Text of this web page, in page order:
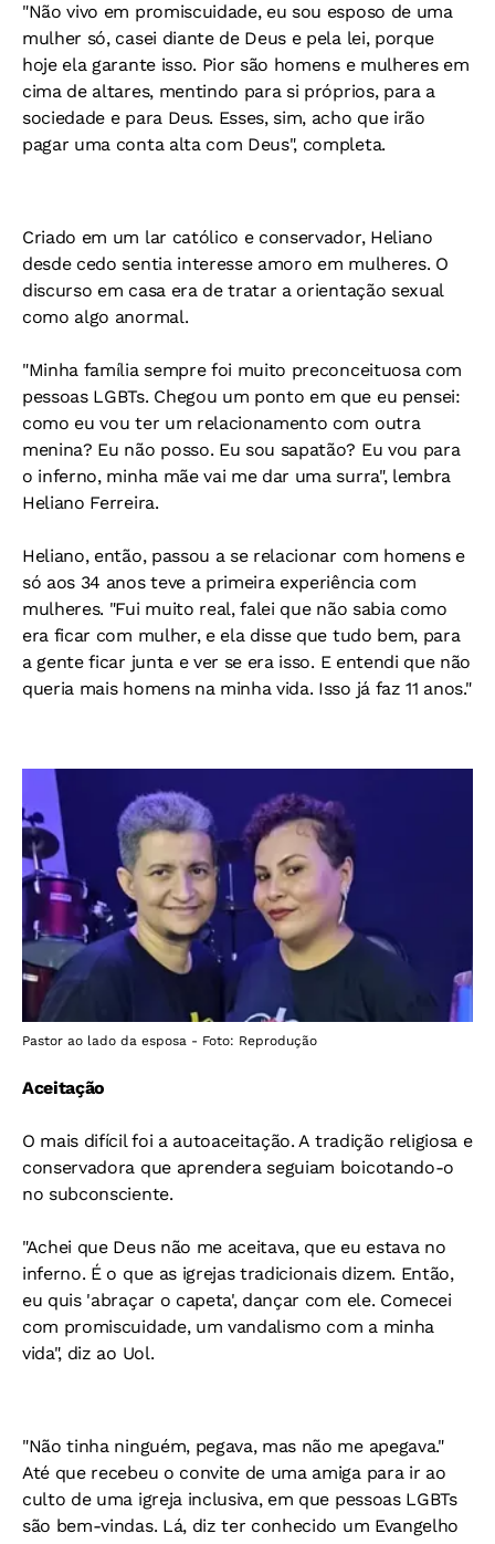
"Não vivo em promiscuidade, eu sou esposo de uma
mulher só, casei diante de Deus e pela lei, porque
hoje ela garante isso. Pior são homens e mulheres em
cima de altares, mentindo para si próprios, para a
sociedade e para Deus. Esses, sim, acho que irão
pagar uma conta alta com Deus", completa.
Criado em um lar católico e conservador, Heliano
desde cedo sentia interesse amoro em mulheres. O
discurso em casa era de tratar a orientação sexual
como algo anormal.
"Minha família sempre foi muito preconceituosa com
pessoas LGBTs. Chegou um ponto em que eu pensei:
como eu vou ter um relacionamento com outra
menina? Eu não posso. Eu sou sapatão? Eu vou para
o inferno, minha mãe vai me dar uma surra", lembra
Heliano Ferreira.
Heliano, então, passou a se relacionar com homens e
só aos 34 anos teve a primeira experiência com
mulheres. "Fui muito real, falei que não sabia como
era ficar com mulher, e ela disse que tudo bem, para
a gente ficar junta e ver se era isso. E entendi que não
queria mais homens na minha vida. Isso já faz 11 anos."
Pastor ao lado da esposa - Foto: Reprodução
Aceitação
O mais difícil foi a autoaceitação. A tradição religiosa e
conservadora que aprendera seguiam boicotando-o
no subconsciente.
"Achei que Deus não me aceitava, que eu estava no
inferno. É o que as igrejas tradicionais dizem. Então,
eu quis 'abraçar o capeta', dançar com ele. Comecei
com promiscuidade, um vandalismo com a minha
vida", diz ao Uol.
"Não tinha ninguém, pegava, mas não me apegava."
Até que recebeu o convite de uma amiga para ir ao
culto de uma igreja inclusiva, em que pessoas LGBTs
são bem-vindas. Lá, diz ter conhecido um Evangelho